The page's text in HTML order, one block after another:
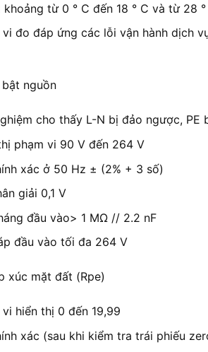
khoảng từ 0 ° C đến 18 ° C và từ 28
vi đo đáp ứng các lỗi vận hành dịch
nguồn
cho thấy L-N bị đảo ngược,
phạm vi 90 V đến 264 V
xác ở 50 Hz ± (2% + 3 số)
giải 0,1 V
đầu vào> 1 MΩ // 2.2 nF
đầu vào tối đa 264 V
xúc mặt đất (Rpe)
vi hiển thị 0 đến 19,99
xác (sau khi kiểm tra trái phiếu